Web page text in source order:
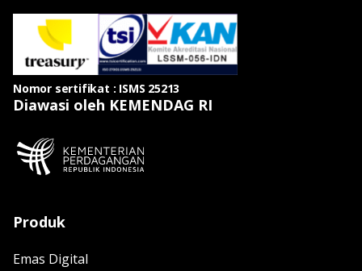
Nomor sertifikat : ISMS 25213
Diawasi oleh KEMENDAG RI
Produk
Emas Digital